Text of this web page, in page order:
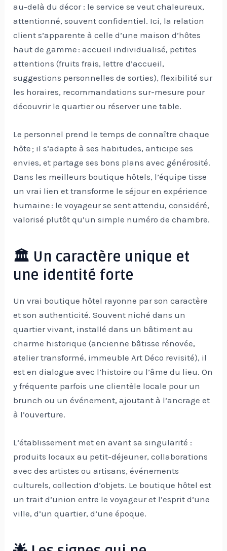
au-delà du décor : le service se veut chaleureux,
attentionné, souvent confidentiel. Ici, la relation
client s’apparente à celle d’une maison d’hôtes
haut de gamme : accueil individualisé, petites
attentions (fruits frais, lettre d’accueil,
suggestions personnelles de sorties), flexibilité sur
les horaires, recommandations sur-mesure pour
découvrir le quartier ou réserver une table.
Le personnel prend le temps de connaître chaque
hôte ; il s’adapte à ses habitudes, anticipe ses
envies, et partage ses bons plans avec générosité.
Dans les meilleurs boutique hôtels, l’équipe tisse
un vrai lien et transforme le séjour en expérience
humaine : le voyageur se sent attendu, considéré,
valorisé plutôt qu’un simple numéro de chambre.
🏛️ Un caractère unique et
une identité forte
Un vrai boutique hôtel rayonne par son caractère
et son authenticité. Souvent niché dans un
quartier vivant, installé dans un bâtiment au
charme historique (ancienne bâtisse rénovée,
atelier transformé, immeuble Art Déco revisité), il
est en dialogue avec l’histoire ou l’âme du lieu. On
y fréquente parfois une clientèle locale pour un
brunch ou un événement, ajoutant à l’ancrage et
à l’ouverture.
L’établissement met en avant sa singularité :
produits locaux au petit-déjeuner, collaborations
avec des artistes ou artisans, événements
culturels, collection d’objets. Le boutique hôtel est
un trait d’union entre le voyageur et l’esprit d’une
ville, d’un quartier, d’une époque.